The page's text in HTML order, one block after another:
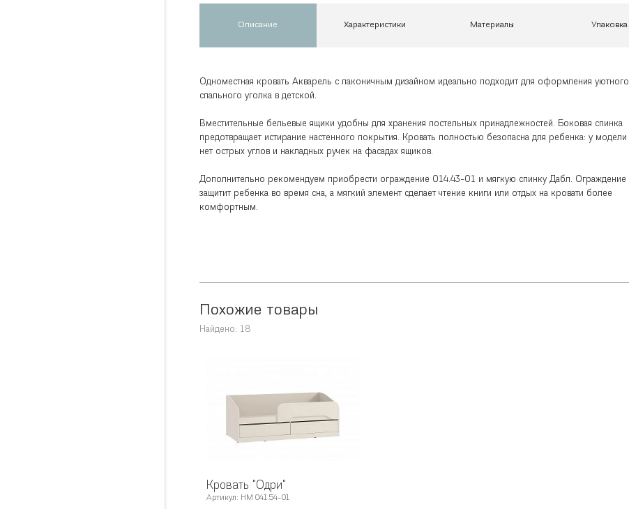
Описание Характеристики Материалы Упаковка
Одноместная кровать Акварель с лаконичным дизайном идеально подходит для оформления уютного
спального уголка в детской.
Вместительные бельевые ящики удобны для хранения постельных принадлежностей. Боковая спинка
предотвращает истирание настенного покрытия. Кровать полностью безопасна для ребенка: у модели
нет острых углов и накладных ручек на фасадах ящиков.
Дополнительно рекомендуем приобрести ограждение 014.43-01 и мягкую спинку Дабл. Ограждение
защитит ребенка во время сна, а мягкий элемент сделает чтение книги или отдых на кровати более
комфортным.
Похожие товары
Найдено: 18
Кровать "Одри"
Артикул: НМ 041.54-01